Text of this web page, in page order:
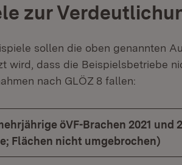
zur
sollen die oben genannten
wird, dass die Beispielsbetriebe
nach GLÖZ 8 fallen:
öVF-Brachen 2021 und
Flächen nicht umgebrochen)